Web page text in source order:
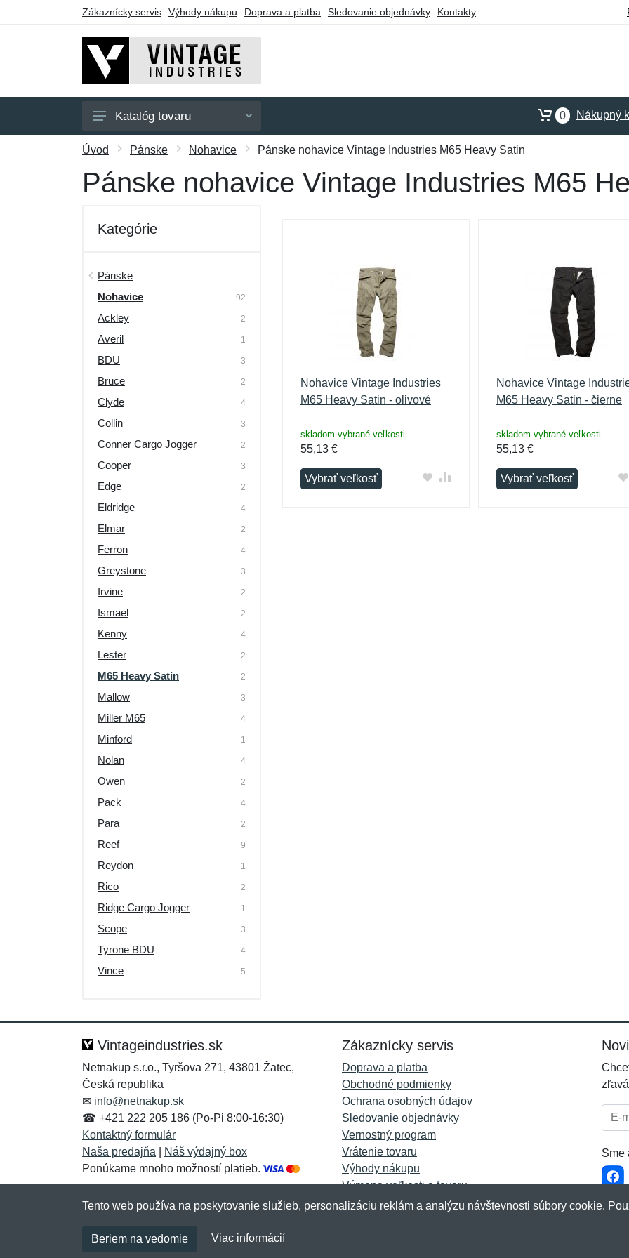
Zákaznícky servis Výhody nákupu Doprava a platba Sledovanie objednávky Kontakty
Pánske
Dámske
Darčekové poukazy
Katalóg tovaru 0 Nákupný
Úvod Pánske Nohavice Pánske nohavice Vintage Industries M65 Heavy Satin
Pánske nohavice Vintage Industries M65
Kategórie
Pánske
Nohavice
92
Ackley 2
Averil 1
BDU 3
Bruce 2
Clyde 4
Collin 3
Conner Cargo Jogger 2
Cooper 3
Edge 2
Eldridge 4
Elmar 2
Ferron 4
Greystone 3
Irvine 2
Ismael 2
Kenny 4
Lester 2
M65 Heavy Satin 2
Mallow 3
Miller M65 4
Minford 1
Nolan 4
Owen 2
Pack 4
Para 2
Reef 9
Reydon 1
Rico 2
Ridge Cargo Jogger 1
Scope 3
Tyrone BDU 4
Vince 5
Nohavice Vintage Industries
M65 Heavy Satin - olivové
skladom vybrané veľkosti
55,13 €
Vybrať veľkosť
Nohavice Vintage
M65 Heavy Satin - čierne
skladom vybrané veľkosti
55,13€
Vybrať veľkosť
Vintageindustries.sk
Netnakup s.r.o., Tyršova 271, 43801 Žatec,
Česká republika
✉ info@netnakup.sk
☎ +421 222 205 186 (Po-Pi 8:00-16:30)
Kontaktný formulár
Naša predajňa
Náš výdajný box
Ponúkame mnoho možností platieb.
Zákaznícky servis
Doprava a platba
Obchodné podmienky
Ochrana osobných údajov
Sledovanie objednávky
Vernostný program
Vrátenie tovaru
Výhody nákupu
Výmena veľkosti a tovaru
Viac informácií...
E-
Sme
Tento web používa na poskytovanie služieb, personalizáciu reklám a analýzu návštevnosti súbory cookie.
Beriem na vedomie Viac informácií